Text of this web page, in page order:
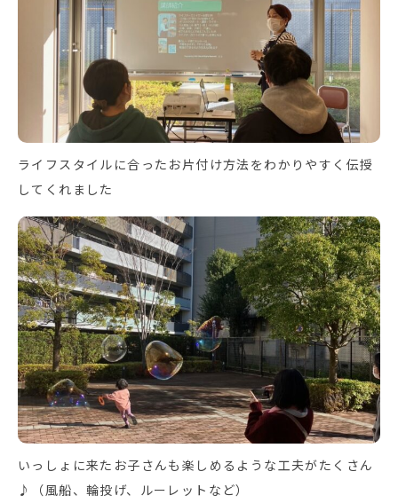
ライフスタイルに合ったお片付け方法をわかりやすく伝授
してくれました
いっしょに来たお子さんも楽しめるような工夫がたくさん
♪（風船、輪投げ、ルーレットなど）